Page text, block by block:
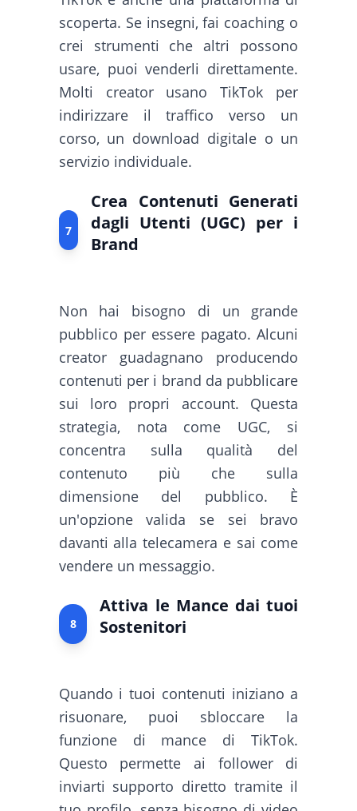
scoperta. Se insegni, fai coaching o
crei strumenti che altri possono
usare, puoi venderli direttamente.
Molti creator usano TikTok per
indirizzare il traffico verso un
corso, un download digitale o un
servizio individuale.
7
Crea Contenuti Generati
dagli Utenti (UGC) per i
Brand
Non hai bisogno di un grande
pubblico per essere pagato. Alcuni
creator guadagnano producendo
contenuti per i brand da pubblicare
sui loro propri account. Questa
strategia, nota come UGC, si
concentra sulla qualità del
contenuto più che sulla
dimensione del pubblico. È
un'opzione valida se sei bravo
davanti alla telecamera e sai come
vendere un messaggio.
8
Attiva le Mance dai tuoi
Sostenitori
Quando i tuoi contenuti iniziano a
risuonare, puoi sbloccare la
funzione di mance di TikTok.
Questo permette ai follower di
inviarti supporto diretto tramite il